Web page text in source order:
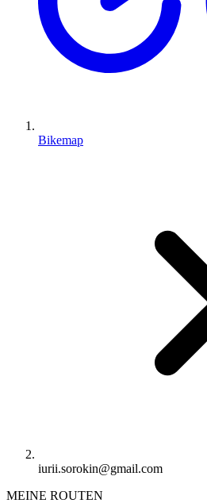
Bikemap
iurii.sorokin@gmail.com
MEINE ROUTEN